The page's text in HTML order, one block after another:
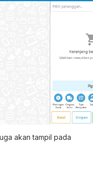
akan tampil pada